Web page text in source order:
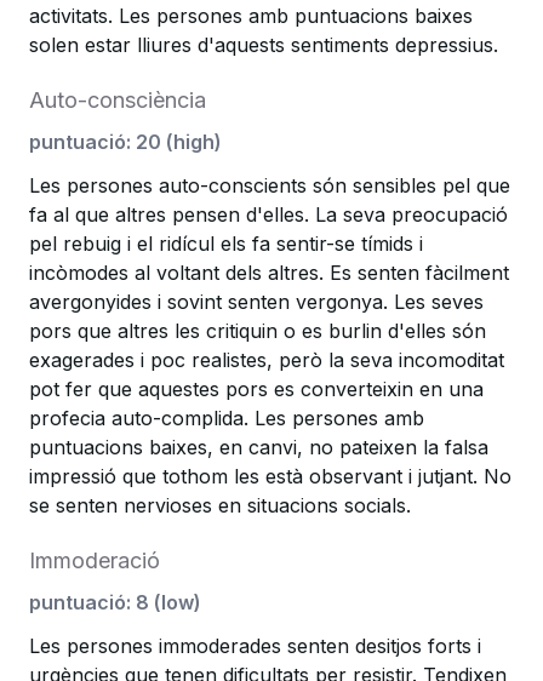
activitats. Les persones amb puntuacions baixes
solen estar lliures d'aquests sentiments depressius.
Auto-consciència
puntuació: 20 (high)
Les persones auto-conscients són sensibles pel que
fa al que altres pensen d'elles. La seva preocupació
pel rebuig i el ridícul els fa sentir-se tímids i
incòmodes al voltant dels altres. Es senten fàcilment
avergonyides i sovint senten vergonya. Les seves
pors que altres les critiquin o es burlin d'elles són
exagerades i poc realistes, però la seva incomoditat
pot fer que aquestes pors es converteixin en una
profecia auto-complida. Les persones amb
puntuacions baixes, en canvi, no pateixen la falsa
impressió que tothom les està observant i jutjant. No
se senten nervioses en situacions socials.
Immoderació
puntuació: 8 (low)
Les persones immoderades senten desitjos forts i
urgències que tenen dificultats per resistir. Tendixen